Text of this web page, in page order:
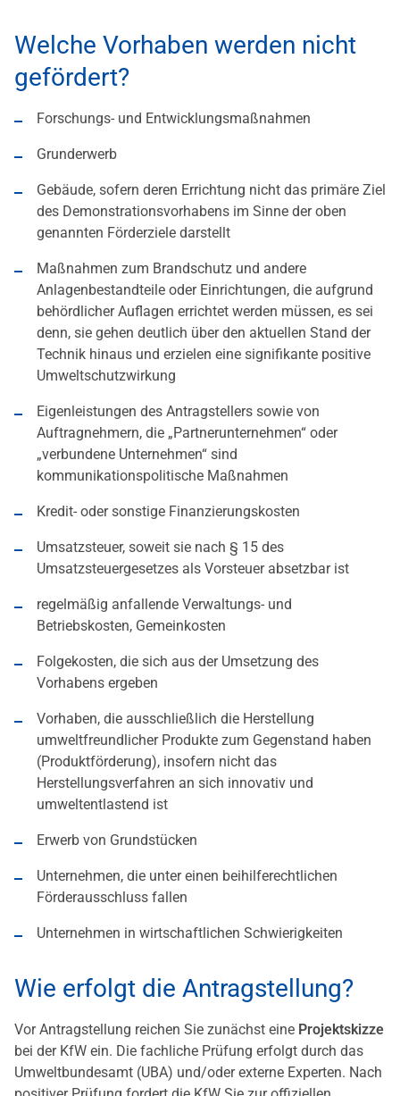
Welche Vorhaben werden nicht
gefördert?
Forschungs- und Entwicklungsmaßnahmen
Grunderwerb
Gebäude, sofern deren Errichtung nicht das primäre Ziel
des Demonstrationsvorhabens im Sinne der oben
genannten Förderziele darstellt
Maßnahmen zum Brandschutz und andere
Anlagenbestandteile oder Einrichtungen, die aufgrund
behördlicher Auflagen errichtet werden müssen, es sei
denn, sie gehen deutlich über den aktuellen Stand der
Technik hinaus und erzielen eine signifikante positive
Umweltschutzwirkung
Eigenleistungen des Antragstellers sowie von
Auftragnehmern, die „Partnerunternehmen“ oder
„verbundene Unternehmen“ sind
kommunikationspolitische Maßnahmen
Kredit- oder sonstige Finanzierungskosten
Umsatzsteuer, soweit sie nach § 15 des
Umsatzsteuergesetzes als Vorsteuer absetzbar ist
regelmäßig anfallende Verwaltungs- und
Betriebskosten, Gemeinkosten
Folgekosten, die sich aus der Umsetzung des
Vorhabens ergeben
Vorhaben, die ausschließlich die Herstellung
umweltfreundlicher Produkte zum Gegenstand haben
(Produktförderung), insofern nicht das
Herstellungsverfahren an sich innovativ und
umweltentlastend ist
Erwerb von Grundstücken
Unternehmen, die unter einen beihilferechtlichen
Förderausschluss fallen
Unternehmen in wirtschaftlichen Schwierigkeiten
Wie erfolgt die Antragstellung?
Vor Antragstellung reichen Sie zunächst eine Projektskizze
bei der KfW ein. Die fachliche Prüfung erfolgt durch das
Umweltbundesamt (UBA) und/oder externe Experten. Nach